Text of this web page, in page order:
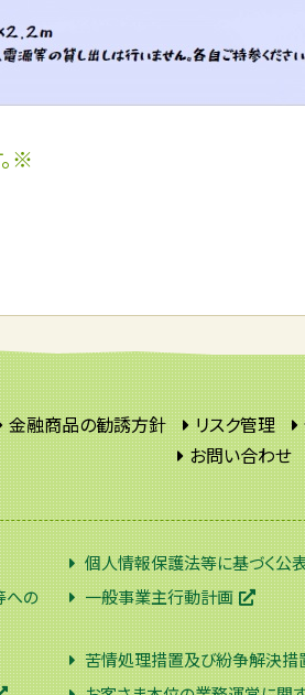
※
金融商品の勧誘方針 リスク管理
お問い合わせ
個人情報保護法等に基づく公
への
一般事業主行動計画
苦情処理措置及び紛争解決措